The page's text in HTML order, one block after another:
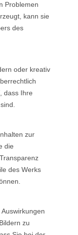
Problemen
kann sie
des
oder kreativ
dass Ihre
zur
die
des Werks
zu